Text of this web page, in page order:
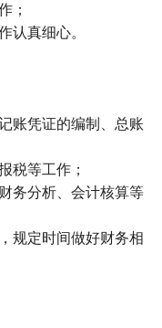
；
认真细心。
账凭证的编制、总账
税等工作；
务分析、会计核算等
规定时间做好财务相